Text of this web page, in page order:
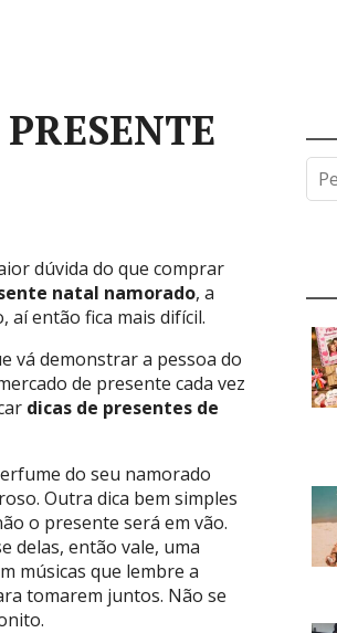
dúvida do que comprar
natal namorado, a
então fica mais difícil.
vá demonstrar a pessoa do
de presente cada vez
dicas de presentes de
do seu namorado
Outra dica bem simples
o presente será em vão.
delas, então vale, uma
músicas que lembre a
tomarem juntos. Não se